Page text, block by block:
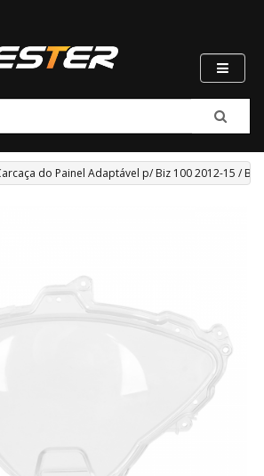
do Painel Adaptável p/ Biz 100 2012-15 /